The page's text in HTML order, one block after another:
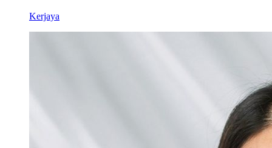
Kerjaya